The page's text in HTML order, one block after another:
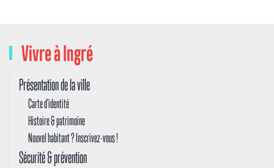
Vivre à Ingré
Présentation de la ville
Carte d'identité
Histoire & patrimoine
Nouvel habitant ? Inscrivez-vous !
Sécurité & prévention